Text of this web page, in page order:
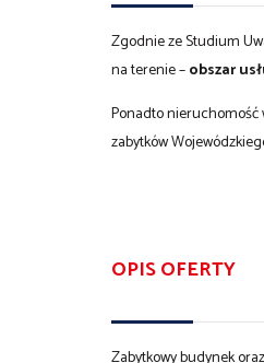
Zgodnie ze Studium
na terenie –obszar
Ponadto nieruchomość
zabytków
OPIS OFERTY
Zabytkowy budynek